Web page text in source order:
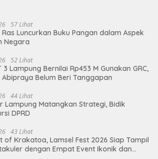
57 Lihat
Luncurkan Buku Pangan dalam Aspek
Negara
52 Lihat
3 Lampung Bernilai Rp453 M Gunakan GRC,
Abipraya Belum Beri Tanggapan
44 Lihat
Lampung Matangkan Strategi, Bidik
DPRD
43 Lihat
of Krakatoa, Lamsel Fest 2026 Siap Tampil
dengan Empat Event Ikonik dan